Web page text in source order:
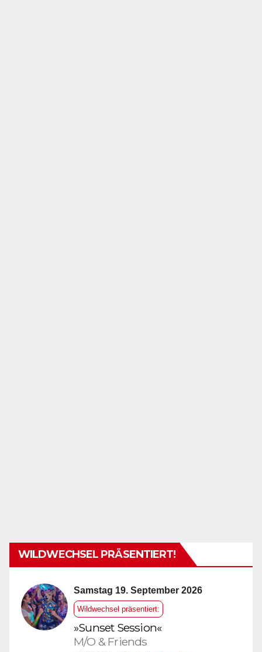
WILDWECHSEL PRÄSENTIERT!
Samstag 19. September 2026
Wildwechsel präsentiert:
»Sunset Session«
M/O & Friends